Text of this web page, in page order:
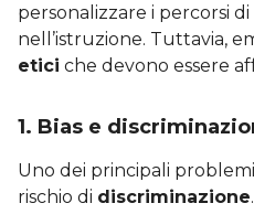
personalizzare i percorsi
nell’istruzione. Tuttavia,
etici che devono essere
1. Bias e
Uno dei principali problemi
rischio di discriminazione